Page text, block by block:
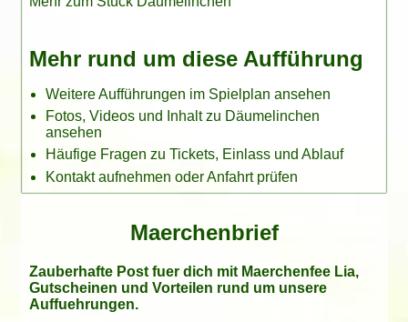
Mehr rund um diese Aufführung
Weitere Aufführungen im Spielplan ansehen
Fotos, Videos und Inhalt zu Däumelinchen
ansehen
Häufige Fragen zu Tickets, Einlass und Ablauf
Kontakt aufnehmen oder Anfahrt prüfen
Maerchenbrief
Zauberhafte Post fuer dich mit Maerchenfee Lia,
Gutscheinen und Vorteilen rund um unsere
Auffuehrungen.